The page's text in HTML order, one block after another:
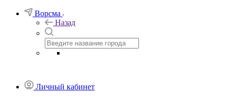
Ворсма
Назад
Личный кабинет